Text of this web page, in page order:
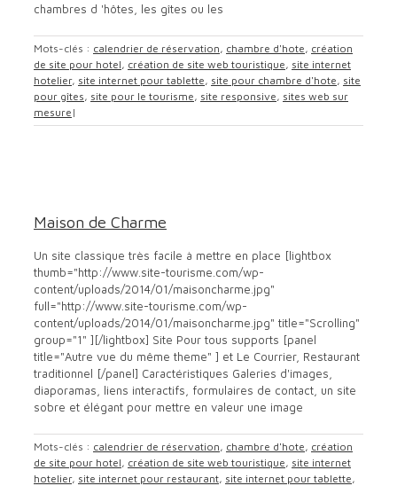
chambres d 'hôtes, les gîtes ou les
Mots-clés : calendrier de réservation, chambre d'hote, création
de site pour hotel, création de site web touristique, site internet
hotelier, site internet pour tablette, site pour chambre d'hote, site
pour gîtes, site pour le tourisme, site responsive, sites web sur
mesure |
restaurant site smartphone
Maison de Charme
Un site classique très facile à mettre en place [lightbox
thumb="http://www.site-tourisme.com/wp-
content/uploads/2014/01/maisoncharme.jpg"
full="http://www.site-tourisme.com/wp-
content/uploads/2014/01/maisoncharme.jpg" title="Scrolling"
group="1" ][/lightbox] Site Pour tous supports [panel
title="Autre vue du même theme" ] et Le Courrier, Restaurant
traditionnel [/panel] Caractéristiques Galeries d'images,
diaporamas, liens interactifs, formulaires de contact, un site
sobre et élégant pour mettre en valeur une image
Mots-clés : calendrier de réservation, chambre d'hote, création
de site pour hotel, création de site web touristique, site internet
hotelier, site internet pour restaurant, site internet pour tablette,